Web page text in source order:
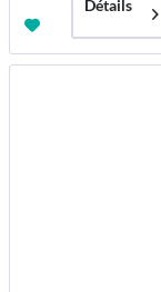
Détails